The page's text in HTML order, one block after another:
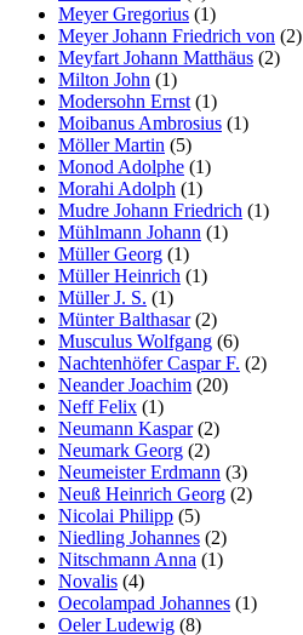
Meyer Gregorius (1)
Meyer Johann Friedrich von (2)
Meyfart Johann Matthäus (2)
Milton John (1)
Modersohn Ernst (1)
Moibanus Ambrosius (1)
Möller Martin (5)
Monod Adolphe (1)
Morahi Adolph (1)
Mudre Johann Friedrich (1)
Mühlmann Johann (1)
Müller Georg (1)
Müller Heinrich (1)
Müller J. S. (1)
Münter Balthasar(2)
Musculus Wolfgang (6)
Nachtenhöfer Caspar F. (2)
Neander Joachim (20)
Neff Felix (1)
Neumann Kaspar(2)
Neumark Georg (2)
Neumeister Erdmann (3)
Neuß Heinrich Georg (2)
Nicolai Philipp (5)
Niedling Johannes (2)
Nitschmann Anna (1)
Novalis (4)
Oecolampad Johannes (1)
Oeler Ludewig (8)